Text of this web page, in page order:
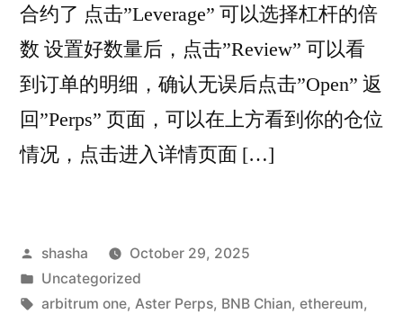
合约了 点击”Leverage” 可以选择杠杆的倍
数 设置好数量后，点击”Review” 可以看
到订单的明细，确认无误后点击”Open” 返
回”Perps” 页面，可以在上方看到你的仓位
情况，点击进入详情页面 […]
Posted
by
shasha
October 29, 2025
Posted
in
Uncategorized
Tags:
arbitrum one, Aster Perps, BNB Chian, ethereum,